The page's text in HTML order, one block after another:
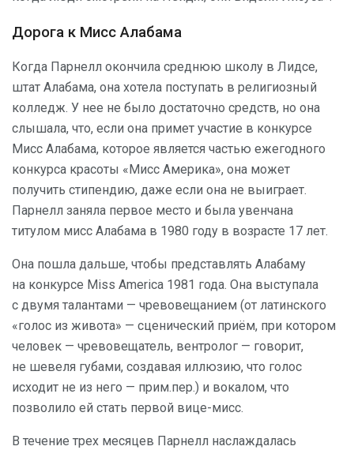
Дорога к Мисс Алабама
Когда Парнелл окончила среднюю школу в Лидсе,
штат Алабама, она хотела поступать в религиозный
колледж. У нее не было достаточно средств, но она
слышала, что, если она примет участие в конкурсе
Мисс Алабама, которое является частью ежегодного
конкурса красоты «Мисс Америка», она может
получить стипендию, даже если она не выиграет.
Парнелл заняла первое место и была увенчана
титулом мисс Алабама в 1980 году в возрасте 17 лет.
Она пошла дальше, чтобы представлять Алабаму
на конкурсе Miss America 1981 года. Она выступала
с двумя талантами — чревовещанием (от латинского
«голос из живота» — сценический приём, при котором
человек — чревовещатель, вентролог — говорит,
не шевеля губами, создавая иллюзию, что голос
исходит не из него — прим.пер.) и вокалом, что
позволило ей стать первой вице-мисс.
В течение трех месяцев Парнелл наслаждалась